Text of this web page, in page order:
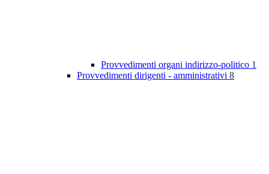
Provvedimenti organi indirizzo-politico 1
Provvedimenti dirigenti - amministrativi 8